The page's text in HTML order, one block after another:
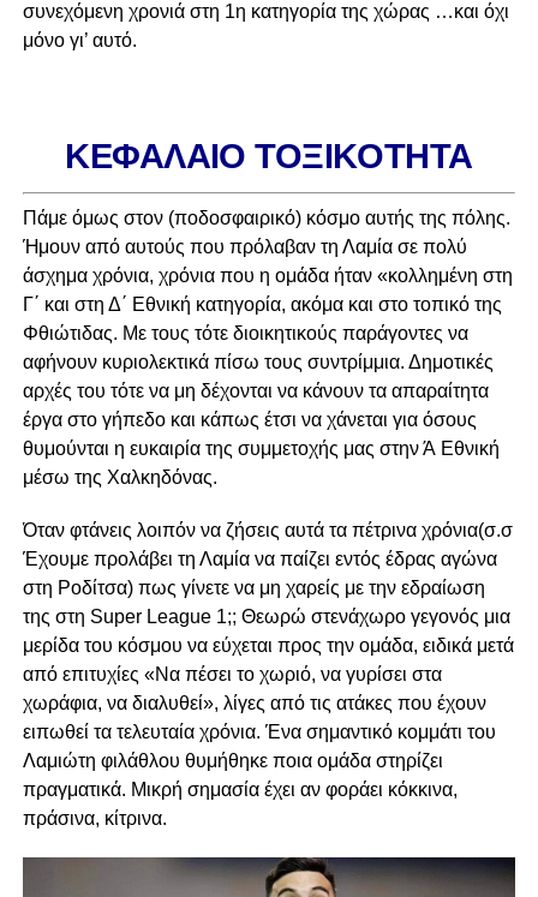
συνεχόμενη χρονιά στη 1η κατηγορία της χώρας …και όχι
μόνο γι’ αυτό.
ΚΕΦΑΛΑΙΟ ΤΟΞΙΚOΤΗΤΑ
Πάμε όμως στον (ποδοσφαιρικό) κόσμο αυτής της πόλης.
Ήμουν από αυτούς που πρόλαβαν τη Λαμία σε πολύ
άσχημα χρόνια, χρόνια που η ομάδα ήταν «κολλημένη στη
Γ΄ και στη Δ΄ Εθνική κατηγορία, ακόμα και στο τοπικό της
Φθιώτιδας. Με τους τότε διοικητικούς παράγοντες να
αφήνουν κυριολεκτικά πίσω τους συντρίμμια. Δημοτικές
αρχές του τότε να μη δέχονται να κάνουν τα απαραίτητα
έργα στο γήπεδο και κάπως έτσι να χάνεται για όσους
θυμούνται η ευκαιρία της συμμετοχής μας στην Ά Εθνική
μέσω της Χαλκηδόνας.
Όταν φτάνεις λοιπόν να ζήσεις αυτά τα πέτρινα χρόνια(σ.σ
Έχουμε προλάβει τη Λαμία να παίζει εντός έδρας αγώνα
στη Ροδίτσα) πως γίνετε να μη χαρείς με την εδραίωση
της στη Super League 1;; Θεωρώ στενάχωρο γεγονός μια
μερίδα του κόσμου να εύχεται προς την ομάδα, ειδικά μετά
από επιτυχίες «Να πέσει το χωριό, να γυρίσει στα
χωράφια, να διαλυθεί», λίγες από τις ατάκες που έχουν
ειπωθεί τα τελευταία χρόνια. Ένα σημαντικό κομμάτι του
Λαμιώτη φιλάθλου θυμήθηκε ποια ομάδα στηρίζει
πραγματικά. Μικρή σημασία έχει αν φοράει κόκκινα,
πράσινα, κίτρινα.